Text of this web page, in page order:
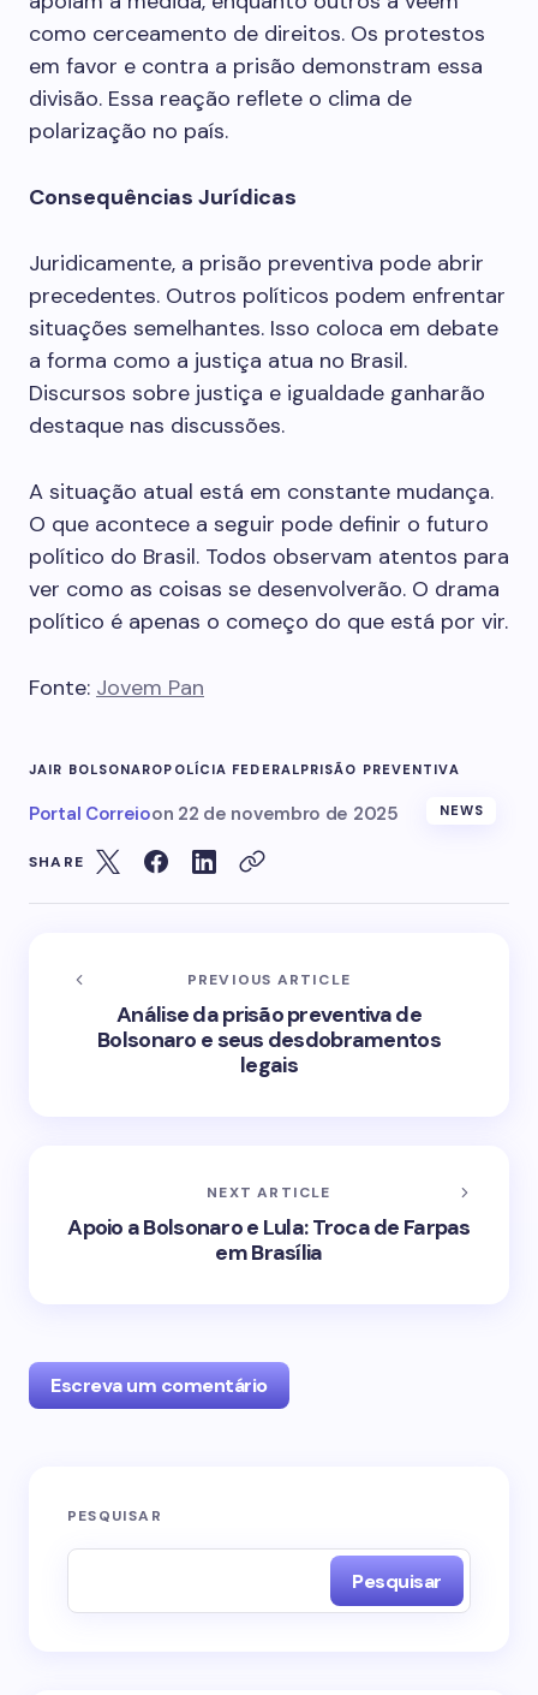
como cerceamento de direitos. Os protestos
em favor e contra a prisão demonstram essa
divisão. Essa reação reflete o clima de
polarização no país.
Consequências Jurídicas
Juridicamente, a prisão preventiva pode abrir
precedentes. Outros políticos podem enfrentar
situações semelhantes. Isso coloca em debate
a forma como a justiça atua no Brasil.
Discursos sobre justiça e igualdade ganharão
destaque nas discussões.
A situação atual está em constante mudança.
O que acontece a seguir pode definir o futuro
político do Brasil. Todos observam atentos para
ver como as coisas se desenvolverão. O drama
político é apenas o começo do que está por vir.
Fonte: Jovem Pan
JAIR BOLSONAROPOLÍCIA FEDERALPRISÃO PREVENTIVA
Portal Correioon 22 de novembro de 2025 NEWS
SHARE
PREVIOUS ARTICLE
Análise da prisão preventiva de
Bolsonaro e seus desdobramentos
legais
NEXT ARTICLE
Apoio a Bolsonaro e Lula: Troca de Farpas
em Brasília
Escreva um comentário
O seu endereço de e-mail não será publicado.
PESQUISAR
Pesquisar